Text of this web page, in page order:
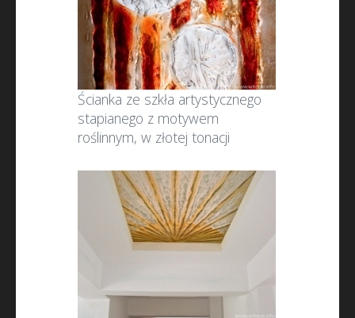
Ścianka ze szkła artystycznego
stapianego z motywem
roślinnym, w złotej tonacji